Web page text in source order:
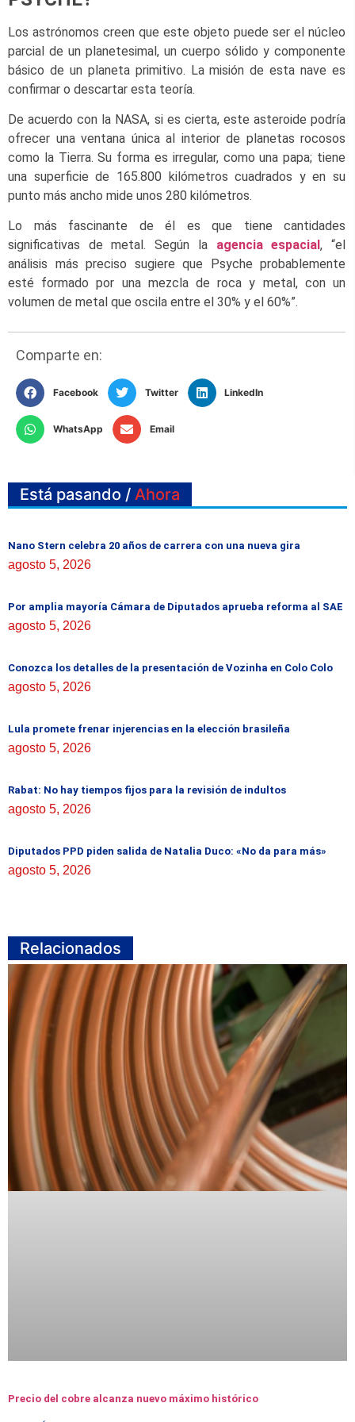
Los astrónomos creen que este objeto puede ser el núcleo
parcial de un planetesimal, un cuerpo sólido y componente
básico de un planeta primitivo. La misión de esta nave es
confirmar o descartar esta teoría.
De acuerdo con la NASA, si es cierta, este asteroide podría
ofrecer una ventana única al interior de planetas rocosos
como la Tierra.Su forma es irregular, como una papa; tiene
una superficie de 165.800 kilómetros cuadrados y en su
punto más ancho mide unos 280 kilómetros.
Lo más fascinante de él es que tiene cantidades
significativas de metal. Según la agencia espacial, “el
análisis más preciso sugiere que Psyche probablemente
esté formado por una mezcla de roca y metal, con un
volumen de metal que oscila entre el 30% y el 60%”.
Comparte en:
Facebook Twitter LinkedIn
WhatsApp Email
Está pasando / Ahora
Nano Stern celebra 20 años de carrera con una nueva gira
agosto 5, 2026
Por amplia mayoría Cámara de Diputados aprueba reforma al SAE
agosto 5, 2026
Conozca los detalles de la presentación de Vozinha en Colo Colo
agosto 5, 2026
Lula promete frenar injerencias en la elección brasileña
agosto 5, 2026
Rabat: No hay tiempos fijos para la revisión de indultos
agosto 5, 2026
Diputados PPD piden salida de Natalia Duco: «No da para más»
agosto 5, 2026
Relacionados
Precio del cobre alcanza nuevo máximo histórico